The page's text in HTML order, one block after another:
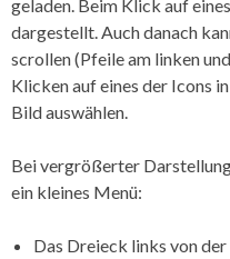
geladen. Beim Klick auf
dargestellt. Auch danach
scrollen (Pfeile am linken
Klicken auf eines der Icons
Bild auswählen.
Bei vergrößerter
ein kleines Menü:
Das Dreieck links von